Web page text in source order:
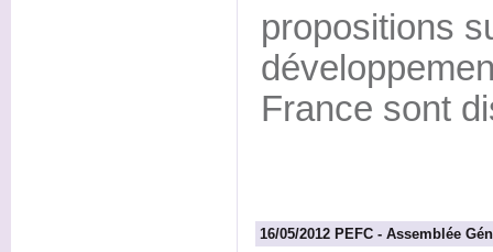
propositions
France sont
16/05/2012 PEFC - Assemblée